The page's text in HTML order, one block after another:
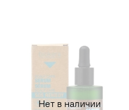
Нет в наличии